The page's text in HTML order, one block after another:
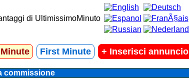
First Minute + Inserisci annuncio
commissione